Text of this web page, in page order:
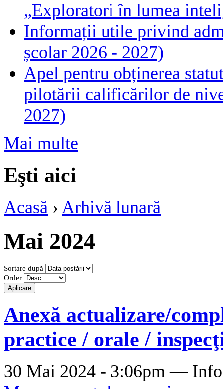
„Exploratori în lumea
Informații utile privind
școlar 2026 - 2027)
Apel pentru obținerea
pilotării calificărilor de
2027)
Mai multe
Eşti aici
Acasă › Arhivă lunară
Mai 2024
Sortare după
Order
Anexă actualizare/
practice / orale /
30 Mai 2024 - 3:06pm —